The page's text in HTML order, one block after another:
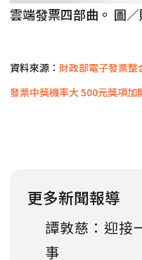
雲端發票四部曲。 圖
資料來源： 財政部電子發票整
發票中獎機率大 500元獎項加
更多新聞報導
譚敦慈：迎接
事